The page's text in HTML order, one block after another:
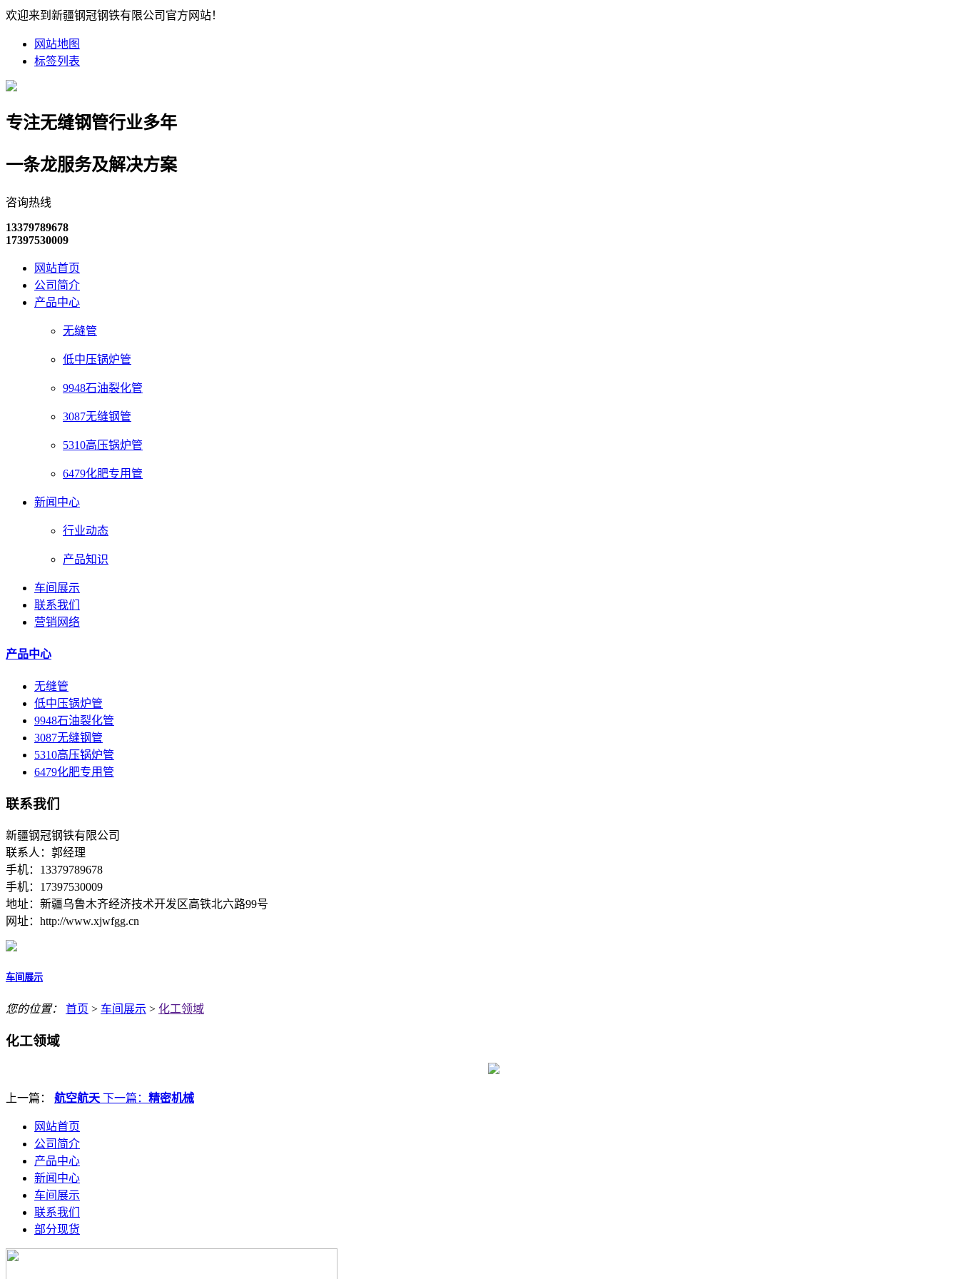
欢迎来到新疆钢冠钢铁有限公司官方网站！
网站地图
标签列表
专注无缝钢管行业多年
一条龙服务及解决方案
咨询热线
13379789678
17397530009
网站首页
公司简介
产品中心
无缝管
低中压锅炉管
9948石油裂化管
3087无缝钢管
5310高压锅炉管
6479化肥专用管
新闻中心
行业动态
产品知识
车间展示
联系我们
营销网络
产品中心
无缝管
低中压锅炉管
9948石油裂化管
3087无缝钢管
5310高压锅炉管
6479化肥专用管
联系我们
新疆钢冠钢铁有限公司
联系人：郭经理
手机：13379789678
手机：17397530009
地址：新疆乌鲁木齐经济技术开发区高铁北六路99号
网址：http://www.xjwfgg.cn
车间展示
您的位置： 首页 > 车间展示 > 化工领域
化工领域
上一篇： 航空航天 下一篇： 精密机械
网站首页
公司简介
产品中心
新闻中心
车间展示
联系我们
部分现货